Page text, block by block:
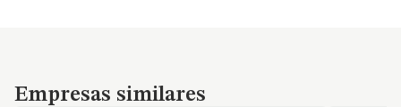
Empresas similares
Empresas similares